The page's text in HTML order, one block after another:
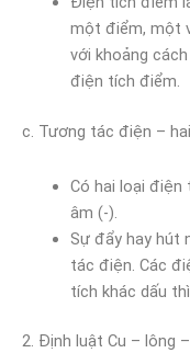
một điểm, một
với khoảng
điện tích điểm.
c. Tương tác điện –
Có hai loại
âm (-).
Sự đẩy hay hút
tác điện. Các
tích khác dấu
2. Định luật Cu – lông